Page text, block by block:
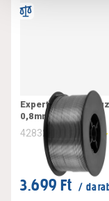
Expert
0,8mm 1kg
428327
3.699 Ft /